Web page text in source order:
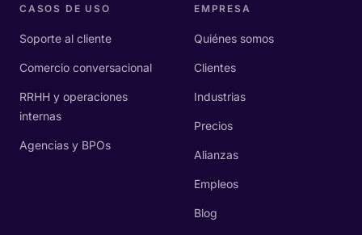
CASOS DE USO
Soporte al cliente
Comercio conversacional
RRHH y operaciones
internas
Agencias y BPOs
EMPRESA
Quiénes somos
Clientes
Industrias
Precios
Alianzas
Empleos
Blog